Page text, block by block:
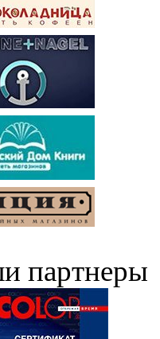
партнеры